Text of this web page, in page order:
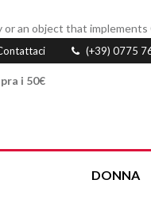
or an object that
(+39) 0775
i 50€
DONNA